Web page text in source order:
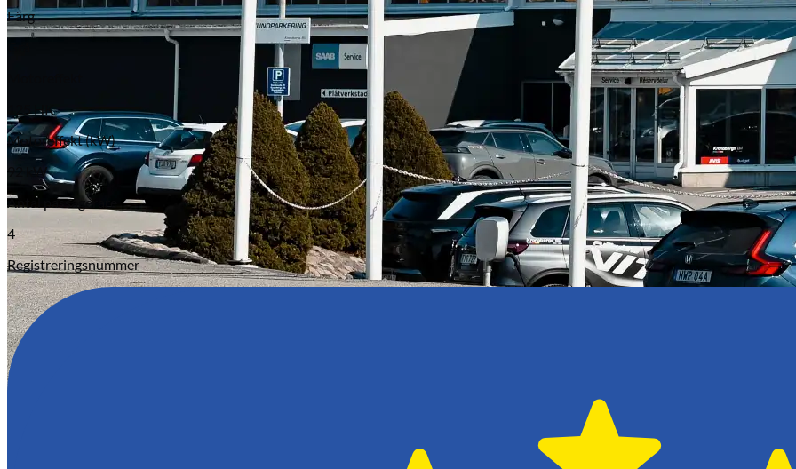
Färg
125 HK
Motoreffekt (kW)
92 kW
Antal passagerare
4
Registreringsnummer